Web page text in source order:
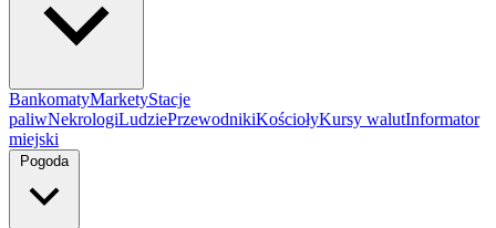
BankomatyMarketyStacje
paliwNekrologiLudziePrzewodnikiKościołyKursy walutInformator
miejski
Pogoda